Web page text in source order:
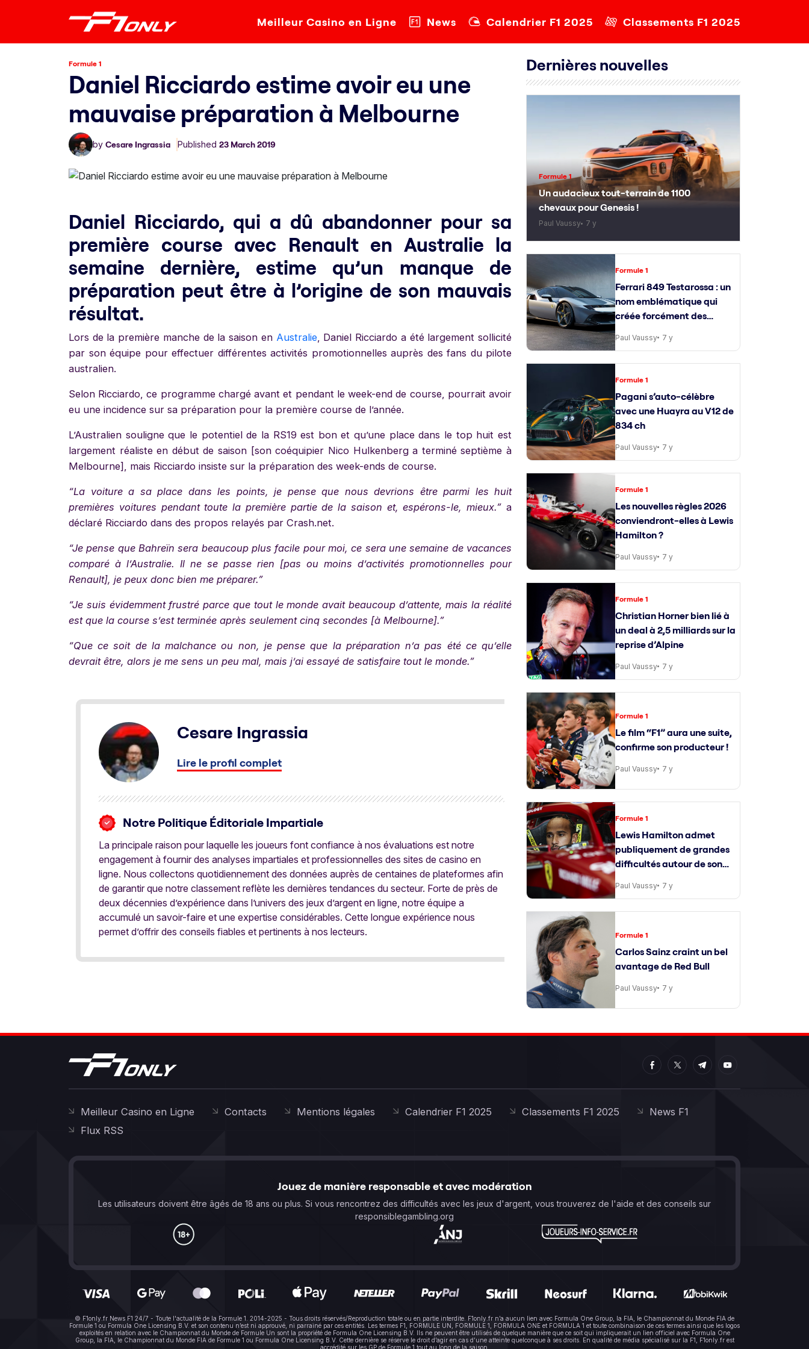
Meilleur Casino en Ligne News Calendrier F1 2025 Classements F1 2025
Formule 1
Daniel Ricciardo estime avoir eu une
mauvaise préparation à Melbourne
by Cesare Ingrassia Published 23 March 2019
Daniel Ricciardo, qui a dû abandonner pour sa
première course avec Renault en Australie la
semaine dernière, estime qu’un manque de
préparation peut être à l’origine de son mauvais
résultat.
Lors de la première manche de la saison en Australie, Daniel Ricciardo a été largement sollicité
par son équipe pour effectuer différentes activités promotionnelles auprès des fans du pilote
australien.
Selon Ricciardo, ce programme chargé avant et pendant le week-end de course, pourrait avoir
eu une incidence sur sa préparation pour la première course de l’année.
L’Australien souligne que le potentiel de la RS19 est bon et qu’une place dans le top huit est
largement réaliste en début de saison [son coéquipier Nico Hulkenberg a terminé septième à
Melbourne], mais Ricciardo insiste sur la préparation des week-ends de course.
“La voiture a sa place dans les points, je pense que nous devrions être parmi les huit
premières voitures pendant toute la première partie de la saison et, espérons-le, mieux.” a
déclaré Ricciardo dans des propos relayés par Crash.net.
“Je pense que Bahreïn sera beaucoup plus facile pour moi, ce sera une semaine de vacances
comparé à l’Australie. Il ne se passe rien [pas ou moins d’activités promotionnelles pour
Renault], je peux donc bien me préparer.”
“Je suis évidemment frustré parce que tout le monde avait beaucoup d’attente, mais la réalité
est que la course s’est terminée après seulement cinq secondes [à Melbourne].”
“Que ce soit de la malchance ou non, je pense que la préparation n’a pas été ce qu’elle
devrait être, alors je me sens un peu mal, mais j’ai essayé de satisfaire tout le monde.”
Cesare Ingrassia
Lire le profil complet
Notre Politique Éditoriale Impartiale
La principale raison pour laquelle les joueurs font confiance à nos évaluations est notre
engagement à fournir des analyses impartiales et professionnelles des sites de casino en
ligne. Nous collectons quotidiennement des données auprès de centaines de plateformes afin
de garantir que notre classement reflète les dernières tendances du secteur. Forte de près de
deux décennies d’expérience dans l’univers des jeux d’argent en ligne, notre équipe a
accumulé un savoir-faire et une expertise considérables. Cette longue expérience nous
permet d’offrir des conseils fiables et pertinents à nos lecteurs.
Dernières nouvelles
Formule 1
Un audacieux tout-terrain de 1100
chevaux pour Genesis !
Paul Vaussy 7 y
Formule 1
Ferrari 849 Testarossa : un
nom emblématique qui
créée forcément des
attentes
Paul Vaussy 7 y
Formule 1
Pagani s’auto-célèbre
avec une Huayra au V12 de
834 ch
Paul Vaussy 7 y
Formule 1
Les nouvelles règles 2026
conviendront-elles à Lewis
Hamilton ?
Paul Vaussy 7 y
Formule 1
Christian Horner bien lié à
un deal à 2,5 milliards sur la
reprise d’Alpine
Paul Vaussy 7 y
Formule 1
Le film “F1” aura une suite,
confirme son producteur !
Paul Vaussy 7 y
Formule 1
Lewis Hamilton admet
publiquement de grandes
difficultés autour de son
ingénieur de course
Paul Vaussy 7 y
Formule 1
Carlos Sainz craint un bel
avantage de Red Bull
Paul Vaussy 7 y
Meilleur Casino en Ligne Contacts Mentions légales Calendrier F1 2025 Classements F1 2025
News F1
Flux RSS
Jouez de manière responsable et avec modération
Les utilisateurs doivent être âgés de 18 ans ou plus. Si vous rencontrez des difficultés avec les jeux d'argent, vous trouverez de l'aide et des conseils sur
responsiblegambling.org
© F1only.fr News F1 24/7 - Toute l'actualité de la Formule 1. 2014-2025 - Tous droits réservés/Reproduction totale ou en partie interdite. F1only.fr n’a aucun lien avec Formula One Group, la FIA, le Championnat du Monde FIA de
Formule 1 ou Formula One Licensing B.V. et son contenu n’est ni approuvé, ni parrainé par ces entités. Les termes F1, FORMULE UN, FORMULE 1, FORMULA ONE et FORMULA 1 et toute combinaison de ces termes ainsi que les logos
exploités en relation avec le Championnat du Monde de Formule Un sont la propriété de Formula One Licensing B.V. Ils ne peuvent être utilisés de quelque manière que ce soit qui impliquerait un lien officiel avec Formula One
Group, la FIA, le Championnat du Monde FIA de Formule 1 ou Formula One Licensing B.V. Cette dernière se réserve le droit d’agir en cas d’une atteinte quelconque à ses droits. En qualité de média spécialisé sur la F1, F1only.fr est
accrédité sur les GP de Formule 1 tout au long de la saison.